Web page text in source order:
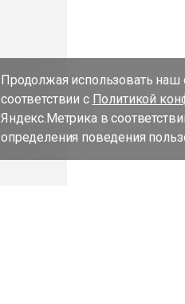
Продолжая использовать наш
соответствии с Политикой
Яндекс.Метрика в
определения поведения